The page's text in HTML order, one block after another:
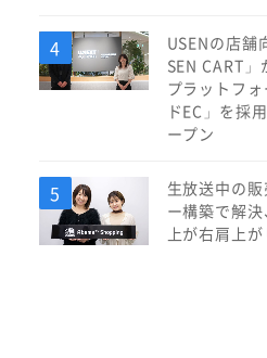
USENの店舗
SEN CART
プラットフ
ドEC」を採
ープン
生放送中の
ー構築で解
上が右肩上が